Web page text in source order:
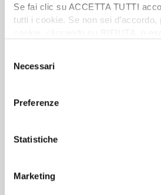
Se fai clic su ACCETTA TUTTI
tutti i cookie. Se non sei d’accordo,
desideri accettare e cliccando
delNecessari
Preferenze
Statistiche
Marketing